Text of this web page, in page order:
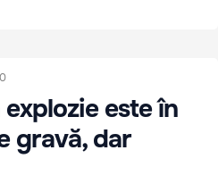
este în
gravă, dar